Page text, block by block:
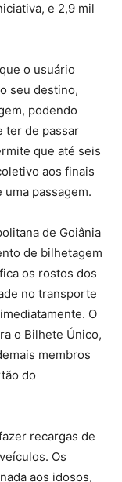
e 2,9 mil
o usuário
seu destino,
podendo
ter de passar
que até seis
aos finais
passagem.
de Goiânia
de bilhetagem
os rostos dos
no transporte
O
o Bilhete Único,
membros
do
recargas de
Os
aos idosos,